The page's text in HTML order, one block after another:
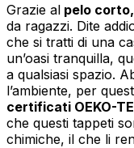
Grazie al pelo corto,
da ragazzi. Dite
che si tratti di una
un’oasi tranquilla,
a qualsiasi spazio.
l’ambiente, per
certificati OEKO-
che questi tappeti
chimiche, il che li